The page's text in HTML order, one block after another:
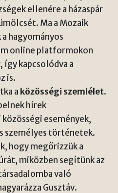
ellenére a házaspár
Ma a Mozaik
hagyományos
online platformokon
kapcsolódva a
is.
a közösségi szemlélet.
hírek
események,
személyes történetek.
hogy megőrizzük a
miközben segítünk az
való
Gusztáv.